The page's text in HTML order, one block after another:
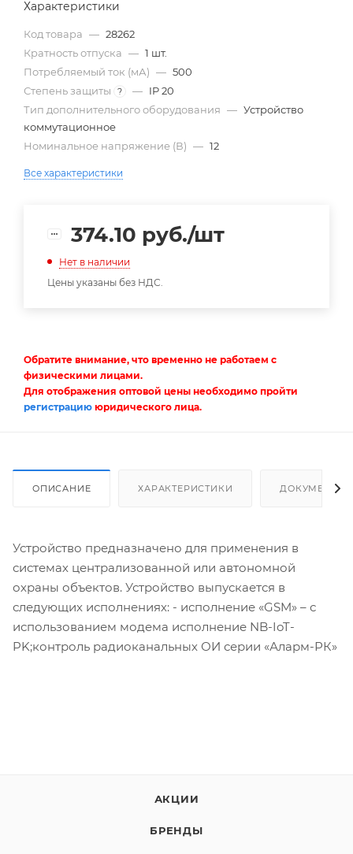
Характеристики
Код товара — 28262
Кратность отпуска — 1 шт.
Потребляемый ток (мА) — 500
Степень защиты
? — IP 20
Тип дополнительного оборудования — Устройство
коммутационное
Номинальное напряжение (В) — 12
Все характеристики
374.10 руб./шт
Нет в наличии
Цены указаны без НДС.
Обратите внимание, что временно не работаем с
физическими лицами.
Для отображения оптовой цены необходимо пройти
регистрацию юридического лица.
ОПИСАНИЕ ХАРАКТЕРИСТИКИ ДОКУМЕНТЫ
Устройство предназначено для применения в
системах централизованной или автономной
охраны объектов. Устройство выпускается в
следующих исполнениях: - исполнение «GSM» – с
использованием модема исполнение NB-IoT-
PK;контроль радиоканальных ОИ серии «Аларм-РК»
АКЦИИ
БРЕНДЫ